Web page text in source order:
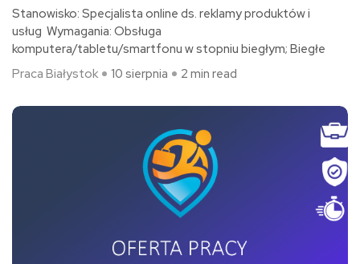
Stanowisko: Specjalista online ds. reklamy produktów i
usług Wymagania: Obsługa
komputera/tabletu/smartfonu w stopniu biegłym; Biegłe
Praca Białystok
10 sierpnia 2 min read